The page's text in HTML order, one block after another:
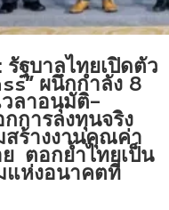
: รัฐบาลไทยเปิดตัว
ผนึกกำลัง 8
วลาอนุมัติ-
การลงทุนจริง
ร้างงานคุณค่า
ตอกย้ำไทยเป็น
แห่งอนาคตที่